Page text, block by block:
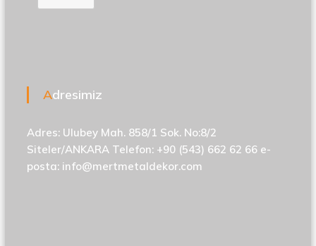
Adresimiz
Adres: Ulubey Mah. 858/1 Sok. No:8/2
Siteler/ANKARA Telefon: +90 (543) 662 62 66 e-
posta: info@mertmetaldekor.com